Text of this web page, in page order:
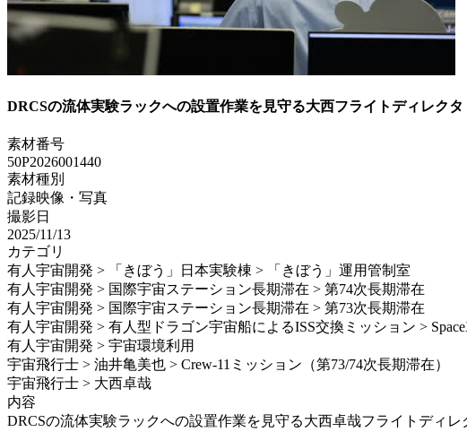
DRCSの流体実験ラックへの設置作業を見守る大西フライトディレクタ
素材番号
50P2026001440
素材種別
記録映像・写真
撮影日
2025/11/13
カテゴリ
有人宇宙開発 > 「きぼう」日本実験棟 > 「きぼう」運用管制室
有人宇宙開発 > 国際宇宙ステーション長期滞在 > 第74次長期滞在
有人宇宙開発 > 国際宇宙ステーション長期滞在 > 第73次長期滞在
有人宇宙開発 > 有人型ドラゴン宇宙船によるISS交換ミッション >
有人宇宙開発 > 宇宙環境利用
宇宙飛行士 > 油井亀美也 > Crew-11ミッション（第73/74次長期滞在）
宇宙飛行士 > 大西卓哉
内容
DRCSの流体実験ラックへの設置作業を見守る大西卓哉フライトディレ